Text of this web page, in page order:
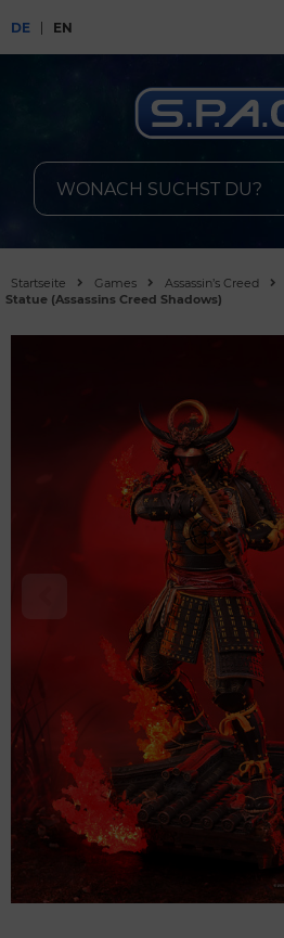
DE EN
Startseite Games Assassin’s Creed
Statue (Assassins Creed Shadows)